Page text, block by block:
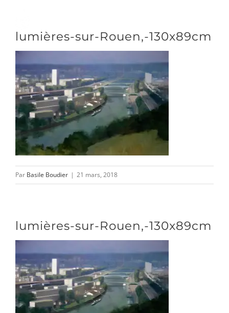
contenu
Toggle
DÉCOUVRIR
VENIR
NOUS SUIVRE
CONTACT/ACCÈS
lumières-sur-Rouen,-130x89cm
Par Basile Boudier | 21 mars, 2018
lumières-sur-Rouen,-130x89cm